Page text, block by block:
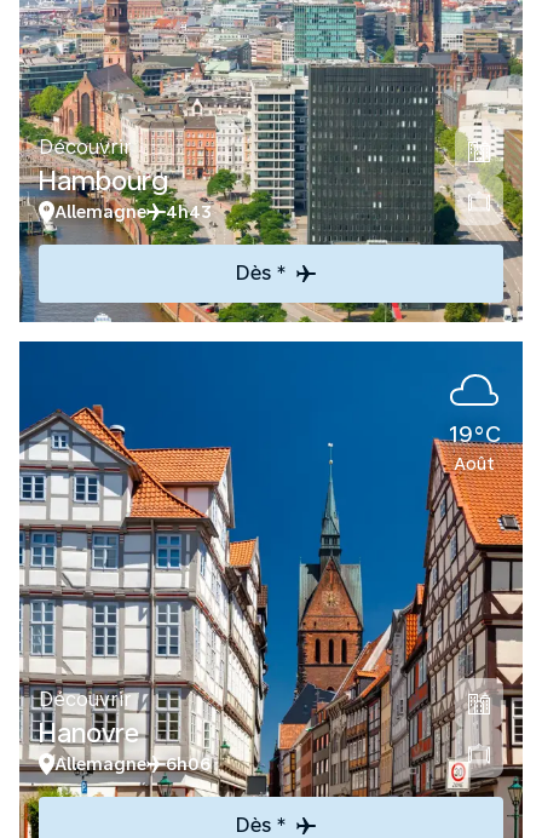
Découvrir
Hambourg
Allemagne 4h43
Dès *
19°C
Août
Découvrir
Hanovre
Allemagne 6h06
Dès *